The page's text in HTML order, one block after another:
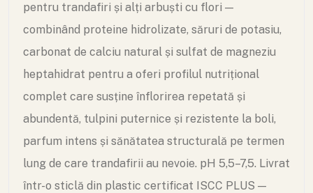
pentru trandafiri și alți arbuști cu flori —
combinând proteine hidrolizate, săruri de potasiu,
carbonat de calciu natural și sulfat de magneziu
heptahidrat pentru a oferi profilul nutrițional
complet care susține înflorirea repetată și
abundentă, tulpini puternice și rezistente la boli,
parfum intens și sănătatea structurală pe termen
lung de care trandafirii au nevoie. pH 5,5–7,5. Livrat
într-o sticlă din plastic certificat ISCC PLUS —